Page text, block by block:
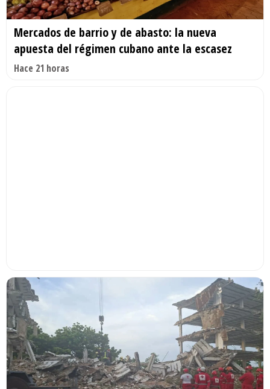
Mercados de barrio y de abasto: la nueva
apuesta del régimen cubano ante la escasez
Hace 21 horas